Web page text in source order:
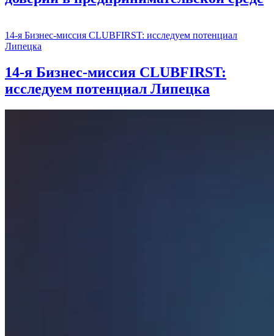
14-я Бизнес-миссия CLUBFIRST: исследуем потенциал
Липецка
14-я Бизнес-миссия CLUBFIRST:
исследуем потенциал Липецка